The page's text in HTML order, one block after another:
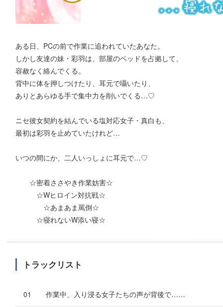
ある日、PCの前で作業に追われていたあなた。
しかし友達の妹・彩羽は、部屋のベッドを占拠して、
容赦なく絡んでくる。
背中に体を押しつけたり、耳元で囁いたり、
ありとあらゆる手で集中力を削いでくる…♡
ニセ彼女契約を結んでいる塩対応女子・真白も、
最初は彩羽を止めていたけれど…
いつの間にか、二人いっしょに耳元で…♡
☆密着ささやき作業妨害☆
☆Wヒロイン対抗戦☆
☆あまあま罵倒☆
☆寝れないW添い寝☆
トラックリスト
作業中、入り浸る女子たちの声が背後で……